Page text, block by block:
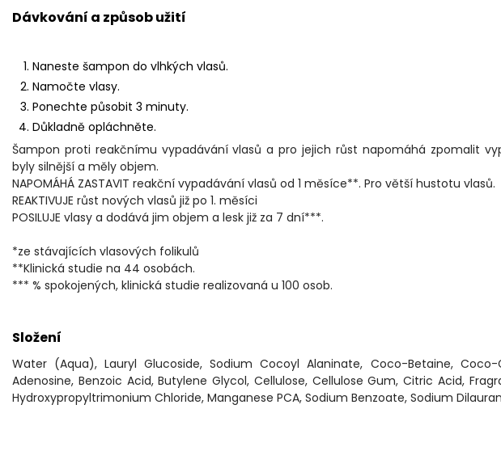
Dávkování a způsob užití
Naneste šampon do vlhkých vlasů.
Namočte vlasy.
Ponechte působit 3 minuty.
Důkladně opláchněte.
Šampon proti reakčnímu vypadávání vlasů a pro jejich růst napomáhá zpomalit
byly silnější a měly objem.
NAPOMÁHÁ ZASTAVIT reakční vypadávání vlasů od 1 měsíce**. Pro větší hustotu vlasů.
REAKTIVUJE růst nových vlasů již po 1. měsíci
POSILUJE vlasy a dodává jim objem a lesk již za 7 dní***.
*ze stávajících vlasových folikulů
**Klinická studie na 44 osobách.
*** % spokojených, klinická studie realizovaná u 100 osob.
Složení
Water (Aqua), Lauryl Glucoside, Sodium Cocoyl Alaninate, Coco-Betaine, Coco-
Adenosine, Benzoic Acid, Butylene Glycol, Cellulose, Cellulose Gum, Citric Acid,
Hydroxypropyltrimonium Chloride, Manganese PCA, Sodium Benzoate, Sodium